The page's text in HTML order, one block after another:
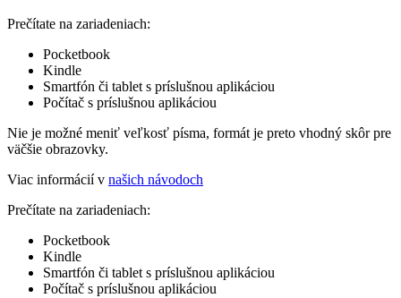
Prečítate na zariadeniach:
Pocketbook
Kindle
Smartfón či tablet s príslušnou aplikáciou
Počítač s príslušnou aplikáciou
Nie je možné meniť veľkosť písma, formát je preto vhodný skôr pre
väčšie obrazovky.
Viac informácií v našich návodoch
Prečítate na zariadeniach:
Pocketbook
Kindle
Smartfón či tablet s príslušnou aplikáciou
Počítač s príslušnou aplikáciou